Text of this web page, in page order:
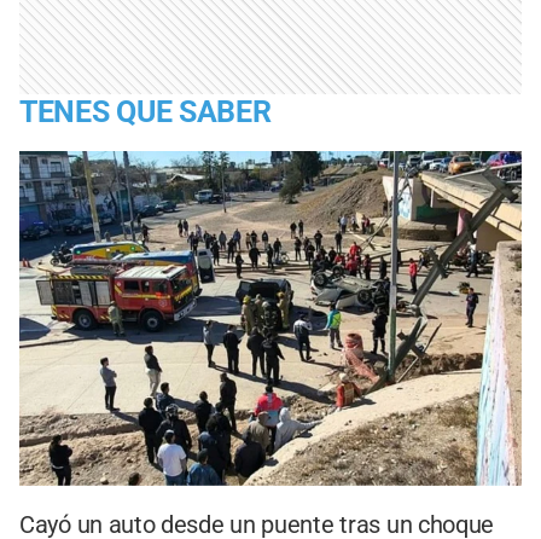
TENES QUE SABER
Cayó un auto desde un puente tras un choque